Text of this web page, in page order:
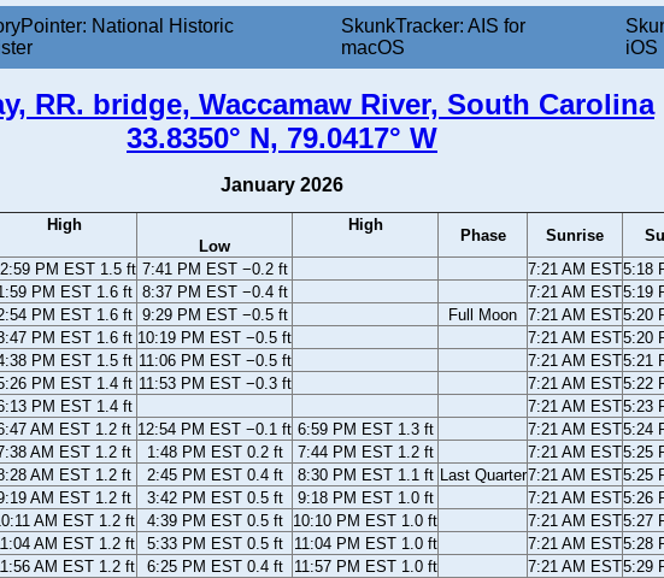
National Historic
SkunkTracker: AIS for
macOS
iOS
RR. bridge, Waccamaw River, South Carolina
33.8350° N, 79.0417° W
January 2026
High
Low
High
Phase Sunrise
PM EST 1.5 ft 7:41 PM EST −0.2 ft 7:21 AM EST5:18
PM EST 1.6 ft 8:37 PM EST −0.4 ft 7:21 AM EST5:19
PM EST 1.6 ft 9:29 PM EST −0.5 ft Full Moon 7:21 AM EST5:20
PM EST 1.6 ft 10:19 PM EST −0.5 ft 7:21 AM EST5:20
PM EST 1.5 ft 11:06 PM EST −0.5 ft 7:21 AM EST5:21
PM EST 1.4 ft 11:53 PM EST −0.3 ft 7:21 AM EST5:22
PM EST 1.4 ft 7:21 AM EST5:23
AM EST 1.2 ft 12:54 PM EST −0.1 ft 6:59 PM EST 1.3 ft 7:21 AM EST5:24
AM EST 1.2 ft 1:48 PM EST 0.2 ft 7:44 PM EST 1.2 ft 7:21 AM EST5:25
AM EST 1.2 ft 2:45 PM EST 0.4 ft 8:30 PM EST 1.1 ft Last Quarter7:21 AM EST5:25
AM EST 1.2 ft 3:42 PM EST 0.5 ft 9:18 PM EST 1.0 ft 7:21 AM EST5:26
AM EST 1.2 ft 4:39 PM EST 0.5 ft 10:10 PM EST 1.0 ft 7:21 AM EST5:27
AM EST 1.2 ft 5:33 PM EST 0.5 ft 11:04 PM EST 1.0 ft 7:21 AM EST5:28
AM EST 1.2 ft 6:25 PM EST 0.4 ft 11:57 PM EST 1.0 ft 7:21 AM EST5:29